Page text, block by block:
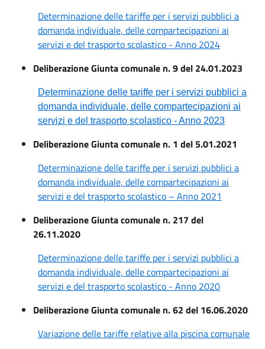
Determinazione delle tariffe per i servizi pubblici a
domanda individuale, delle compartecipazioni ai
servizi e del trasporto scolastico - Anno 2024
Deliberazione Giunta comunale n. 9 del 24.01.2023
Determinazione delle tariffe per i servizi pubblici a
domanda individuale, delle compartecipazioni ai
servizi e del trasporto scolastico - Anno 2023
Deliberazione Giunta comunale n. 1 del 5.01.2021
Determinazione delle tariffe per i servizi pubblici a
domanda individuale, delle compartecipazioni ai
servizi e del trasporto scolastico – Anno 2021
Deliberazione Giunta comunale n. 217 del
26.11.2020
Determinazione delle tariffe per i servizi pubblici a
domanda individuale, delle compartecipazioni ai
servizi e del trasporto scolastico - Anno 2020
Deliberazione Giunta comunale n. 62 del 16.06.2020
Variazione delle tariffe relative alla piscina comunale